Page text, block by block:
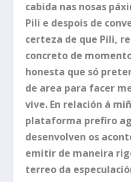
cabida nas nosas
Pili e despois de
certeza de que Pili,
concreto de
honesta que só
de area para facer
vive. En relación á
plataforma prefiro
desenvolven os
emitir de maneira
terreo da